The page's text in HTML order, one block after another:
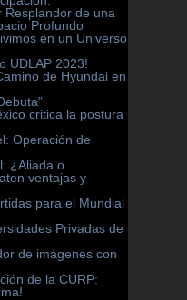
Resplandor de una
Profundo
en un Universo
UDLAP 2023!
de Hyundai en
critica la postura
Operación de
¿Aliada o
ventajas y
para el Mundial
Privadas de
de imágenes con
de la CURP: